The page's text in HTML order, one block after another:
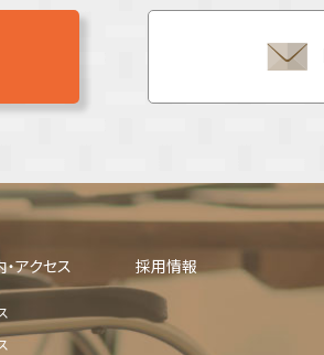
アクセス 採用情報